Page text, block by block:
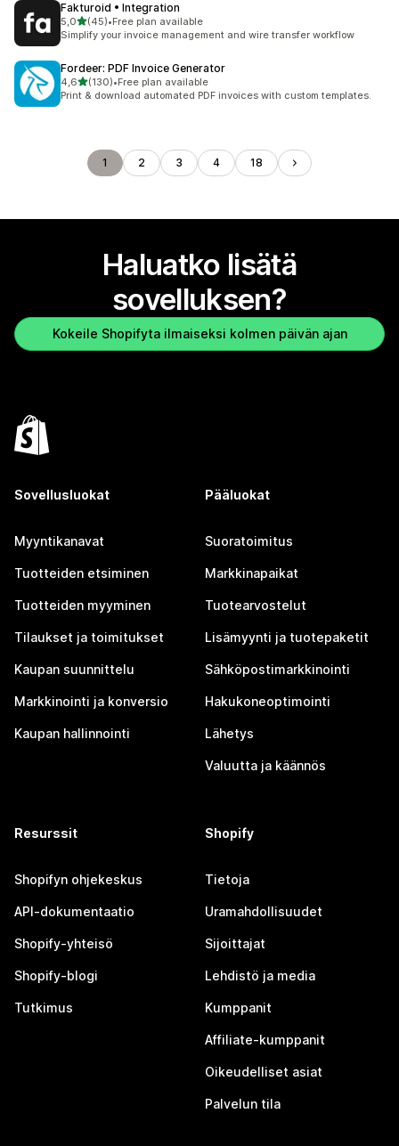
Fakturoid • Integration
5,0/ 5 tähteä
(45)
45 arvostelua yhteensä
•Free plan available
Simplify your invoice management and wire transfer workflow
Fordeer: PDF Invoice Generator
4,6/ 5 tähteä
(130)
130 arvostelua yhteensä
•Free plan available
Print & download automated PDF invoices with custom templates.
1 2 3 4 18
Haluatko lisätä
sovelluksen?
Kokeile Shopifyta ilmaiseksi kolmen päivän ajan
Sovellusluokat
Myyntikanavat
Tuotteiden etsiminen
Tuotteiden myyminen
Tilaukset ja toimitukset
Kaupan suunnittelu
Markkinointi ja konversio
Kaupan hallinnointi
Pääluokat
Suoratoimitus
Markkinapaikat
Tuotearvostelut
Lisämyynti ja tuotepaketit
Sähköpostimarkkinointi
Hakukoneoptimointi
Lähetys
Valuutta ja käännös
Resurssit
Shopifyn ohjekeskus
API-dokumentaatio
Shopify-yhteisö
Shopify-blogi
Tutkimus
Shopify
Tietoja
Uramahdollisuudet
Sijoittajat
Lehdistö ja media
Kumppanit
Affiliate-kumppanit
Oikeudelliset asiat
Palvelun tila